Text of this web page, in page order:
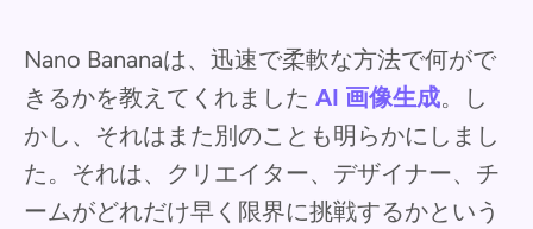
Nano Bananaは、迅速で柔軟な方法で何がで
きるかを教えてくれました AI 画像生成。し
かし、それはまた別のことも明らかにしまし
た。それは、クリエイター、デザイナー、チ
ームがどれだけ早く限界に挑戦するかという